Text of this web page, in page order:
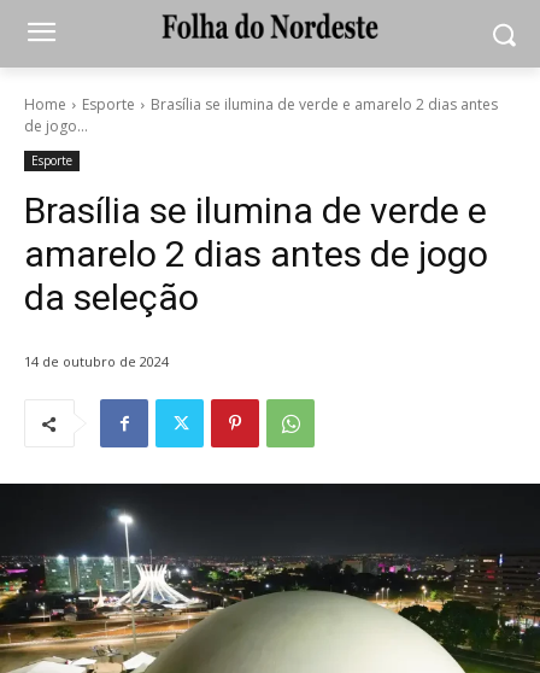
Home Esporte
Brasília se ilumina de verde e amarelo 2 dias antes
de jogo...
Esporte
Brasília se ilumina de verde e
amarelo 2 dias antes de jogo
da seleção
14 de outubro de 2024